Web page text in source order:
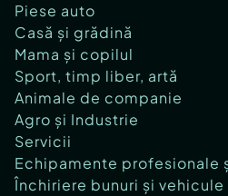
Piese auto
Casă și grădină
Mama și copilul
Sport, timp liber, artă
Animale de companie
Agro și Industrie
Servicii
Echipamente profesionale
Închiriere bunuri și vehicule